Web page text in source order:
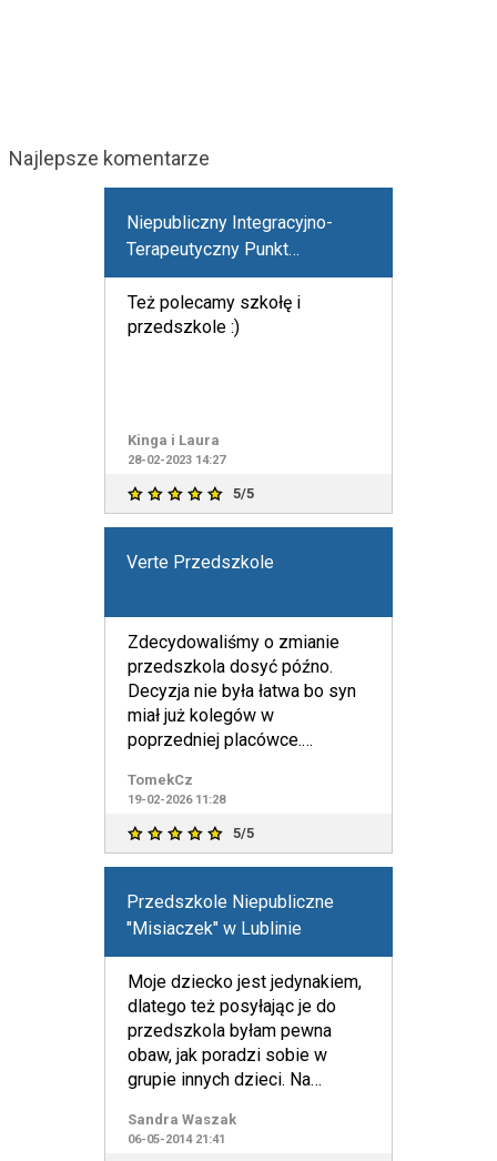
Najlepsze komentarze
Niepubliczny Integracyjno-
Terapeutyczny Punkt
Przedszkolny "Lawendowy
Król"
Też polecamy szkołę i
przedszkole :)
Kinga i Laura
28-02-2023 14:27
5/5
Verte Przedszkole
Zdecydowaliśmy o zmianie
przedszkola dosyć późno.
Decyzja nie była łatwa bo syn
miał już kolegów w
poprzedniej placówce.
tym aby d
TomekCz
19-02-2026 11:28
5/5
Przedszkole Niepubliczne
"Misiaczek" w Lublinie
Moje dziecko jest jedynakiem,
dlatego też posyłając je do
przedszkola byłam pewna
obaw, jak poradzi sobie w
grupie innych dzieci. Na
Sandra Waszak
06-05-2014 21:41